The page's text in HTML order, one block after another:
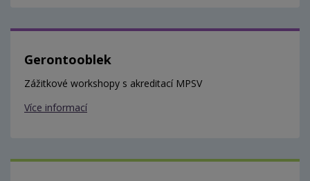
Gerontooblek
Zážitkové workshopy s akreditací MPSV
Více informací